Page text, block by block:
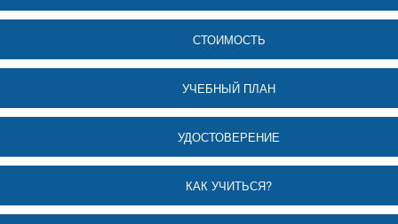
СТОИМОСТЬ
УЧЕБНЫЙ ПЛАН
УДОСТОВЕРЕНИЕ
КАК УЧИТЬСЯ?